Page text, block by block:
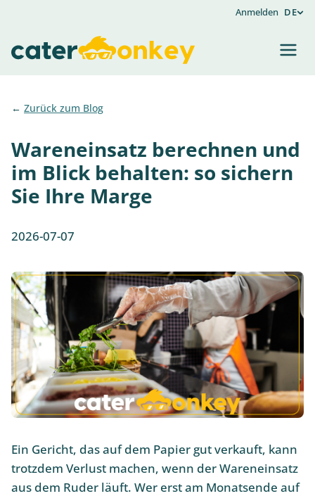
Anmelden DE
Zurück zum Blog
Wareneinsatz berechnen und
im Blick behalten: so sichern
Sie Ihre Marge
2026-07-07
Ein Gericht, das auf dem Papier gut verkauft, kann
trotzdem Verlust machen, wenn der Wareneinsatz
aus dem Ruder läuft. Wer erst am Monatsende auf